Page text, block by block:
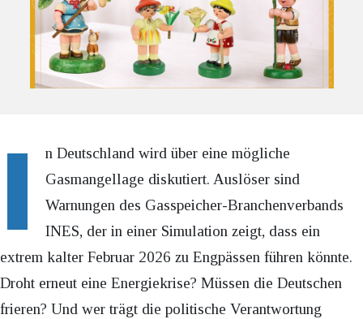
I
n Deutschland wird über eine mögliche
Gasmangellage diskutiert. Auslöser sind
Warnungen des Gasspeicher-Branchenverbands
INES, der in einer Simulation zeigt, dass ein
extrem kalter Februar 2026 zu Engpässen führen könnte.
Droht erneut eine Energiekrise? Müssen die Deutschen
frieren? Und wer trägt die politische Verantwortung